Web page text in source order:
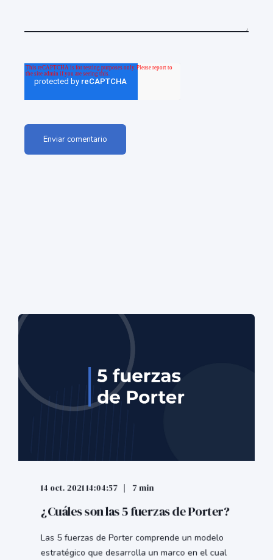
14 oct. 2021 14:04:57 7 min
¿Cuáles son las 5 fuerzas de Porter?
Las 5 fuerzas de Porter comprende un modelo
estratégico que desarrolla un marco en el cual